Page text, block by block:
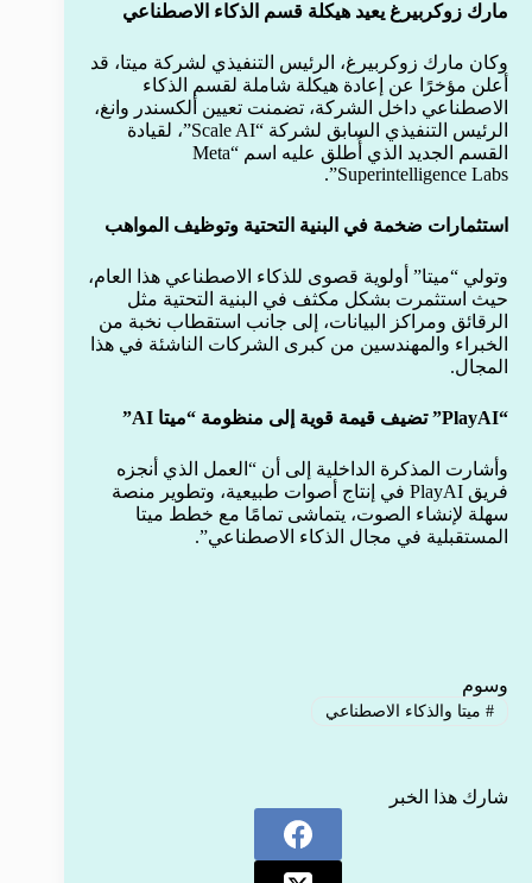
مارك زوكربيرغ يعيد هيكلة قسم الذكاء الاصطناعي
وكان مارك زوكربيرغ، الرئيس التنفيذي لشركة ميتا، قد
أعلن مؤخرًا عن إعادة هيكلة شاملة لقسم الذكاء
الاصطناعي داخل الشركة، تضمنت تعيين ألكسندر وانغ،
الرئيس التنفيذي السابق لشركة “Scale AI”، لقيادة
القسم الجديد الذي أُطلق عليه اسم “Meta
Superintelligence Labs”.
استثمارات ضخمة في البنية التحتية وتوظيف المواهب
وتولي “ميتا” أولوية قصوى للذكاء الاصطناعي هذا العام،
حيث استثمرت بشكل مكثف في البنية التحتية مثل
الرقائق ومراكز البيانات، إلى جانب استقطاب نخبة من
الخبراء والمهندسين من كبرى الشركات الناشئة في هذا
المجال.
“PlayAI” تضيف قيمة قوية إلى منظومة “ميتا AI”
وأشارت المذكرة الداخلية إلى أن “العمل الذي أنجزه
فريق PlayAI في إنتاج أصوات طبيعية، وتطوير منصة
سهلة لإنشاء الصوت، يتماشى تمامًا مع خطط ميتا
المستقبلية في مجال الذكاء الاصطناعي”.
وسوم
#ميتا والذكاء الاصطناعي
شارك هذا الخبر